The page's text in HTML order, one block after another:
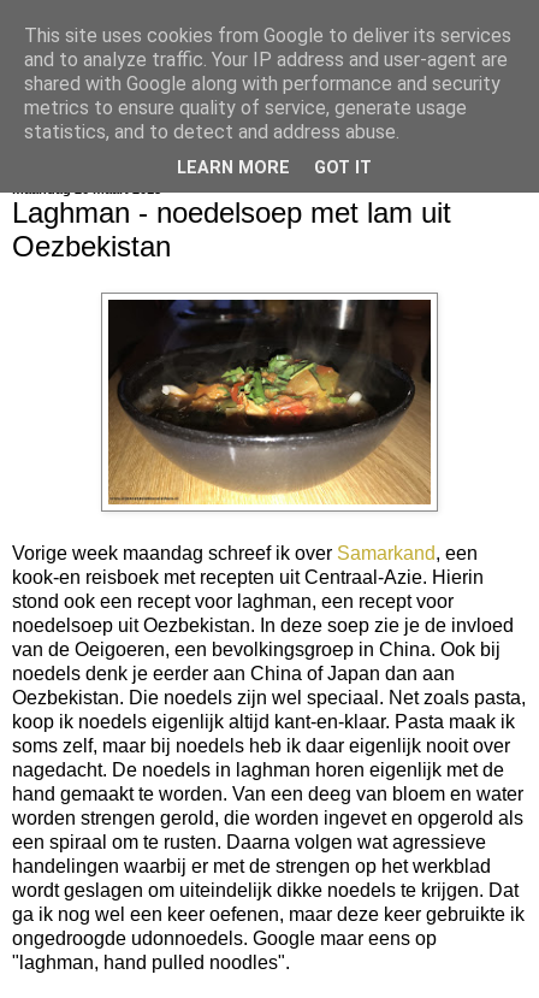
bijna net zo lekker als thuis
Laghman - noedelsoep met lam uit
Oezbekistan
Vorige week maandag schreef ik over Samarkand, een
kook-en reisboek met recepten uit Centraal-Azie. Hierin
stond ook een recept voor laghman, een recept voor
noedelsoep uit Oezbekistan. In deze soep zie je de invloed
van de Oeigoeren, een bevolkingsgroep in China. Ook bij
noedels denk je eerder aan China of Japan dan aan
Oezbekistan. Die noedels zijn wel speciaal. Net zoals pasta,
koop ik noedels eigenlijk altijd kant-en-klaar. Pasta maak ik
soms zelf, maar bij noedels heb ik daar eigenlijk nooit over
nagedacht. De noedels in laghman horen eigenlijk met de
hand gemaakt te worden. Van een deeg van bloem en water
worden strengen gerold, die worden ingevet en opgerold als
een spiraal om te rusten. Daarna volgen wat agressieve
handelingen waarbij er met de strengen op het werkblad
wordt geslagen om uiteindelijk dikke noedels te krijgen. Dat
ga ik nog wel een keer oefenen, maar deze keer gebruikte ik
ongedroogde udonnoedels. Google maar eens op
"laghman, hand pulled noodles".
This site uses cookies from Google to deliver its services
and to analyze traffic. Your IP address and user-agent are
shared with Google along with performance and security
metrics to ensure quality of service, generate usage
statistics, and to detect and address abuse.
LEARN MORE GOT IT